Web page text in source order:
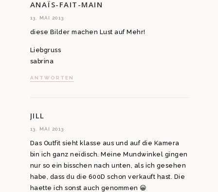
ANAÏS-FAIT-MAIN
13. MAI 2013
diese Bilder machen Lust auf Mehr!
Liebgruss
sabrina
ANTWORTEN
JILL
13. MAI 2013
Das Outfit sieht klasse aus und auf die Kamera
bin ich ganz neidisch. Meine Mundwinkel gingen
nur so ein bisschen nach unten, als ich gesehen
habe, dass du die 600D schon verkauft hast. Die
haette ich sonst auch genommen 😀